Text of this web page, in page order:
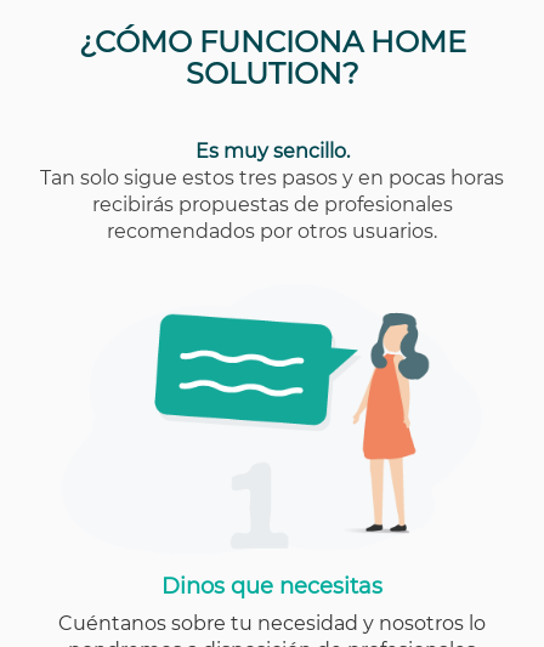
¿CÓMO FUNCIONA HOME
SOLUTION?
Es muy sencillo.
Tan solo sigue estos tres pasos y en pocas horas
recibirás propuestas de profesionales
recomendados por otros usuarios.
Dinos que necesitas
Cuéntanos sobre tu necesidad y nosotros lo